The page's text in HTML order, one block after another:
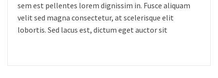
sem est pellentes lorem dignissim in. Fusce aliquam
velit sed magna consectetur, at scelerisque elit
lobortis. Sed lacus est, dictum eget auctor sit